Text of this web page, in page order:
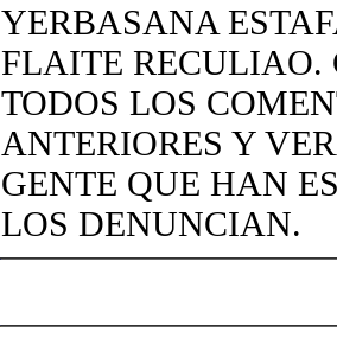
YERBASANA
FLAITE RECULIAO.
TODOS LOS
ANTERIORES Y
GENTE QUE HAN
LOS DENUNCIAN.